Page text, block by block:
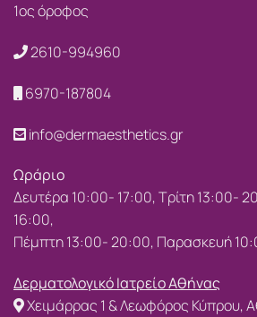
1ος όροφος
2610-994960
6970-187804
info@dermaesthetics.gr
Ωράριο
Δευτέρα 10:00- 17:00, Τρίτη 13:00-
16:00,
Πέμπτη 13:00- 20:00, Παρασκευή
Δερματολογικό Ιατρείο Αθήνας
Χειμάρρας 1 & Λεωφόρος Κύπρου,